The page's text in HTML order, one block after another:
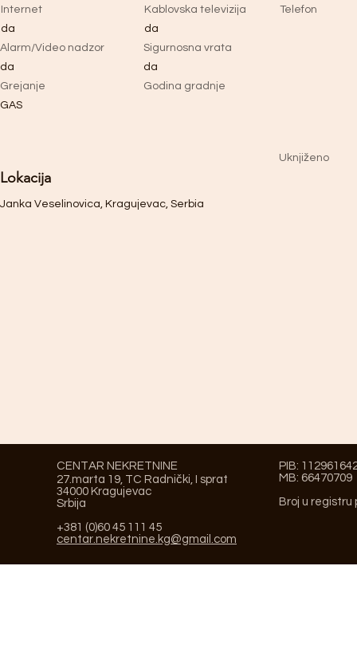
Internet
da
Alarm/Video nadzor
da
Grejanje
GAS
Kablovska televizija
da
Telefon
Sigurnosna vrata
da
Godina gradnje
Uknjiženo
Lokacija
Janka Veselinovica, Kragujevac, Serbia
CENTAR NEKRETNINE
27.marta 19, TC Radnički, I sprat
34000 Kragujevac
Srbija
+381 (0)60 45 111 45
centar.nekretnine.kg@gmail.com
PIB:
MB: 66470709
Broj u registru